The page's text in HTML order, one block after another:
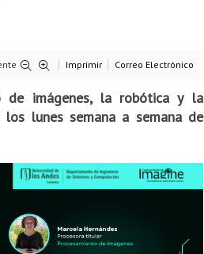
Imprimir Correo Electrónico
de imágenes, la robótica y la
lunes semana a semana de